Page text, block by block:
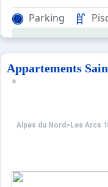
Agréable et
Pour votre confort,
Parking
Appartements
Alpes du Nord > Les Arcs